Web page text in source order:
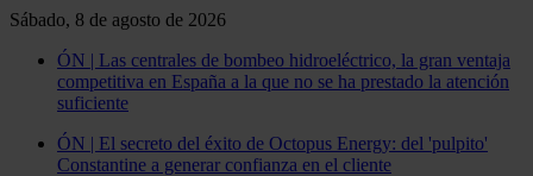
Sábado, 8 de agosto de 2026
ÓN | Las centrales de bombeo hidroeléctrico, la gran ventaja
competitiva en España a la que no se ha prestado la atención
suficiente
ÓN | El secreto del éxito de Octopus Energy: del 'pulpito'
Constantine a generar confianza en el cliente